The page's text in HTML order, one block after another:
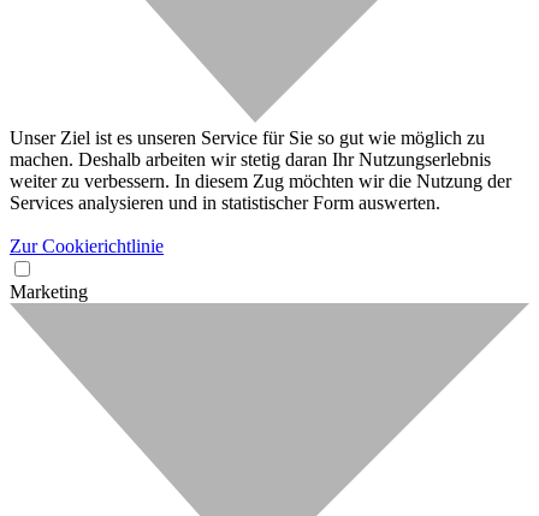
Unser Ziel ist es unseren Service für Sie so gut wie möglich zu
machen. Deshalb arbeiten wir stetig daran Ihr Nutzungserlebnis
weiter zu verbessern. In diesem Zug möchten wir die Nutzung der
Services analysieren und in statistischer Form auswerten.
Zur Cookierichtlinie
Marketing